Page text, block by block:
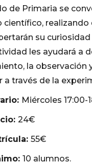
de Primaria se
científico,
su
les ayudará a
la observación
a través de la
Miércoles 17:00-
24€
55€
10 alumnos.